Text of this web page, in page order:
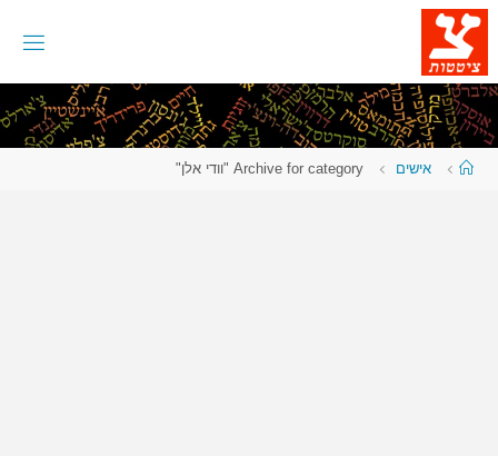
דלגו
לתוכן
עמודאישים Archive for category "וודי אלן"